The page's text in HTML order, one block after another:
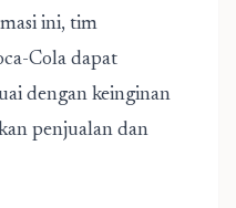
ini, tim
Cola dapat
dengan keinginan
penjualan dan